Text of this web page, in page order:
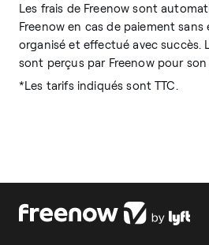
Les frais de Freenow sont
Freenow en cas de paiement
organisé et effectué avec succès.
sont perçus par Freenow pour
*Les tarifs indiqués sont TTC.